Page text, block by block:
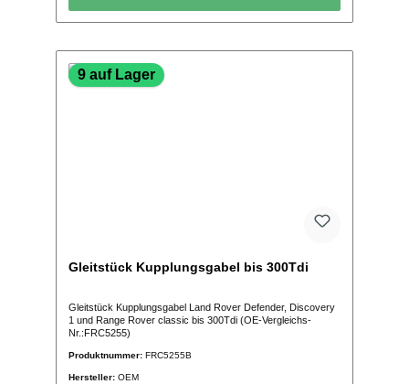
9 auf Lager
Gleitstück Kupplungsgabel bis 300Tdi
Gleitstück Kupplungsgabel Land Rover Defender, Discovery
1 und Range Rover classic bis 300Tdi (OE-Vergleichs-
Nr.:FRC5255)
Produktnummer: FRC5255B
Hersteller: OEM